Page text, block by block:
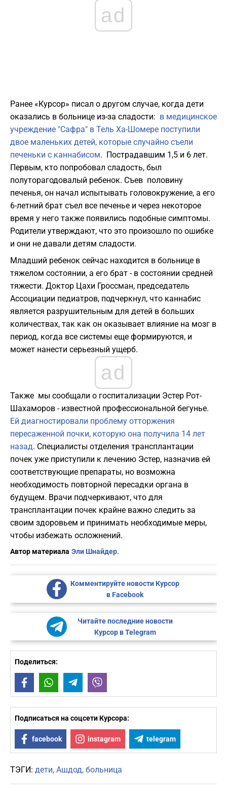
ad
Ранее «Курсор» писал о другом случае, когда дети
оказались в больнице из-за сладости: в медицинское
учреждение "Сафра" в Тель Ха-Шомере поступили
двое маленьких детей, которые случайно съели
печеньки с каннабисом. Пострадавшим 1,5 и 6 лет.
Первым, кто попробовал сладость, был
полуторагодовалый ребенок. Съев половину
печенья, он начал испытывать головокружение, а его
6-летний брат съел все печенье и через некоторое
время у него также появились подобные симптомы.
Родители утверждают, что это произошло по ошибке
и они не давали детям сладости.
Младший ребенок сейчас находится в больнице в
тяжелом состоянии, а его брат - в состоянии средней
тяжести. Доктор Цахи Гроссман, председатель
Ассоциации педиатров, подчеркнул, что каннабис
является разрушительным для детей в больших
количествах, так как он оказывает влияние на мозг в
период, когда все системы еще формируются, и
может нанести серьезный ущерб.
ad
Также мы сообщали о госпитализации Эстер Рот-
Шахаморов - известной профессиональной бегунье.
Ей диагностировали проблему отторжения
пересаженной почки, которую она получила 14 лет
назад. Специалисты отделения трансплантации
почек уже приступили к лечению Эстер, назначив ей
соответствующие препараты, но возможна
необходимость повторной пересадки органа в
будущем. Врачи подчеркивают, что для
трансплантации почек крайне важно следить за
своим здоровьем и принимать необходимые меры,
чтобы избежать осложнений.
Автор материала Эли Шнайдер.
Комментируйте новости Курсор
в Facebook
Читайте последние новости
Курсор в Telegram
Поделиться:
FacebookWhatsAppTelegram
Подписаться на соцсети Курсора:
facebook instagram telegram
ТЭГИ: дети Ашдод больница